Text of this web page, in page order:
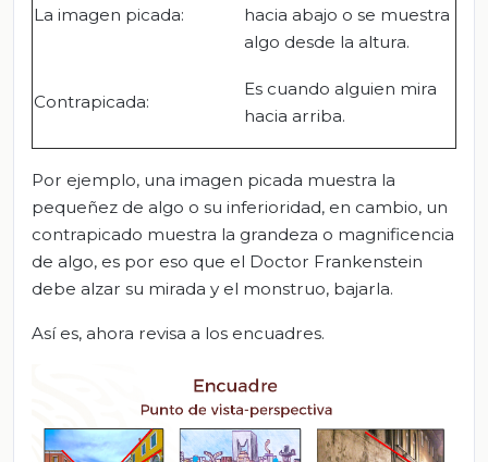
La imagen picada:
hacia abajo o se muestra
algo desde la altura.
Contrapicada:
Es cuando alguien mira
hacia arriba.
Por ejemplo, una imagen picada muestra la
pequeñez de algo o su inferioridad, en cambio, un
contrapicado muestra la grandeza o magnificencia
de algo, es por eso que el Doctor Frankenstein
debe alzar su mirada y el monstruo, bajarla.
Así es, ahora revisa a los encuadres.